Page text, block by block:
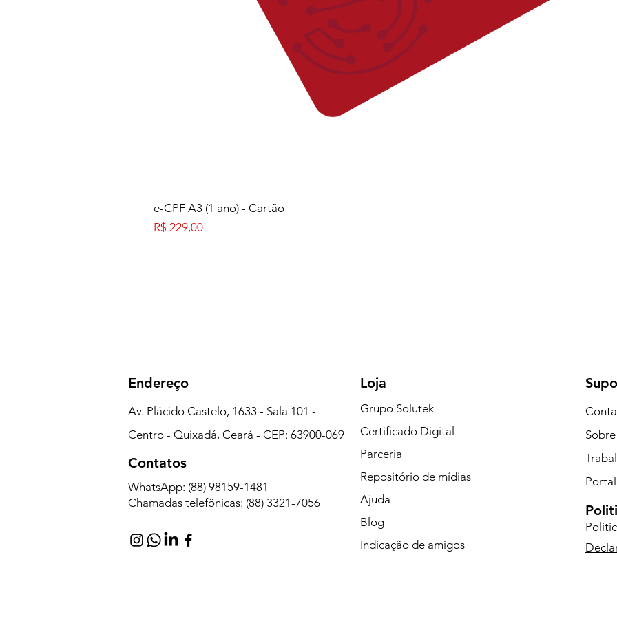
e-CPF A3 (1 ano) - Cartão
Preço
R$ 229,00
Endereço
Av. Plácido Castelo, 1633 - Sala 101 -
Centro - Quixadá, Ceará - CEP: 63900-069
Contatos
WhatsApp: (88) 98159-1481
Chamadas telefônicas: (88) 3321-7056
Loja
Grupo Solutek
Certificado Digital
Parceria
Repositório de mídias
Ajuda
Blog
Indicação de amigos